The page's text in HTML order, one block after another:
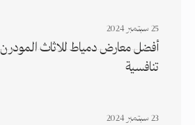
25 سبتمبر 2024
أفضل معارض دمياط للاثاث المودرن
تنافسية
23 سبتمبر 2024